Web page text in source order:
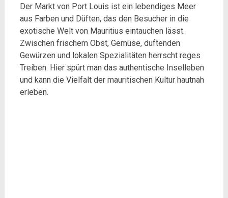
Der Markt von Port Louis ist ein lebendiges Meer
aus Farben und Düften, das den Besucher in die
exotische Welt von Mauritius eintauchen lässt.
Zwischen frischem Obst, Gemüse, duftenden
Gewürzen und lokalen Spezialitäten herrscht reges
Treiben. Hier spürt man das authentische Inselleben
und kann die Vielfalt der mauritischen Kultur hautnah
erleben.